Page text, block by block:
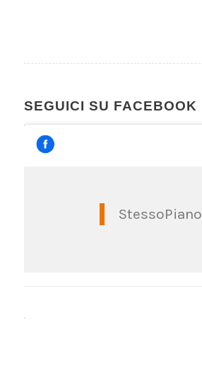
SEGUICI SU FACEBOOK
StessoPiano